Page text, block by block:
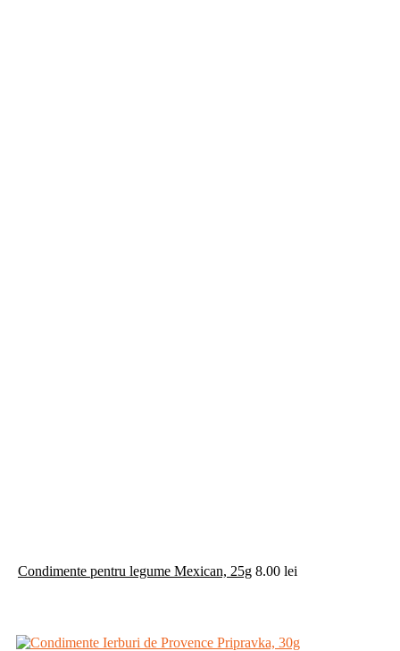
Condimente pentru legume Mexican, 25g 8.00 lei